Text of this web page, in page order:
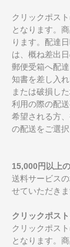
クリックポス
となります。
ります。配達
は、概ね差出
郵便受箱へ配
知書を差し入
または破損し
利用の際の配
希望される方
の配送をご選択
15,000円以上
送料サービス
せていただき
クリックポス
クリックポス
となります。